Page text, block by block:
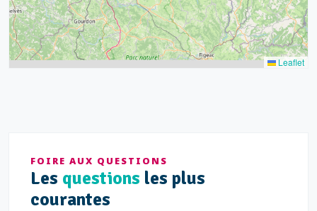
Leaflet
FOIRE AUX QUESTIONS
Les questions les plus
courantes